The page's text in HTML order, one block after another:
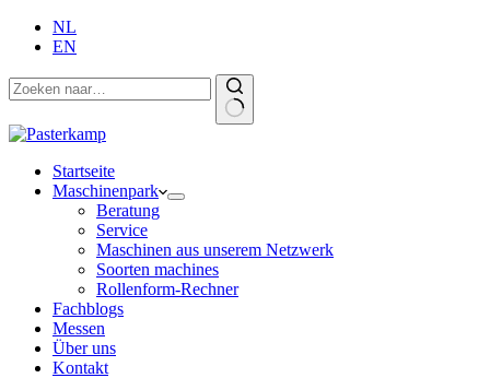
NL
EN
Startseite
Maschinenpark
Beratung
Service
Maschinen aus unserem Netzwerk
Soorten machines
Rollenform-Rechner
Fachblogs
Messen
Über uns
Kontakt